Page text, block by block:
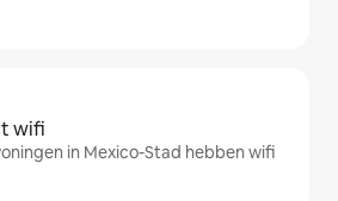
wifi
in Mexico-Stad hebben wifi